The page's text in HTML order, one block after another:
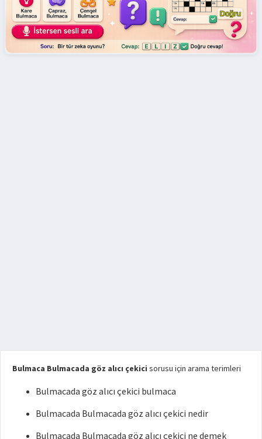
Bulmaca Bulmacada göz alıcı çekici sorusu için arama terimleri
Bulmacada göz alıcı çekici bulmaca
Bulmacada Bulmacada göz alıcı çekici nedir
Bulmacada Bulmacada göz alıcı çekici ne demek